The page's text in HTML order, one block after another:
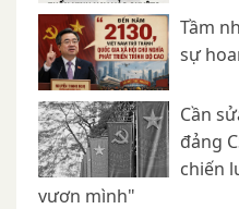
Tầm
sự
Cần
đảng
chiến
vươn mình"